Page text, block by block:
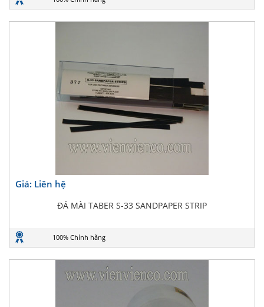
Giá: Liên hệ
ĐÁ MÀI TABER S-33 SANDPAPER STRIP
100% Chính hãng